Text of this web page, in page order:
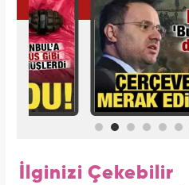
İlginizi Çekebilir